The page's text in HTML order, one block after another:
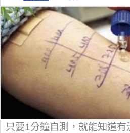
只要1分鐘自測，就能知道有